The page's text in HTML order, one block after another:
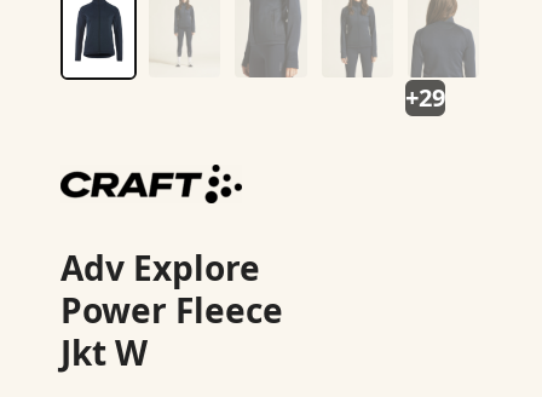
+29
Adv Explore
Power Fleece
Jkt W